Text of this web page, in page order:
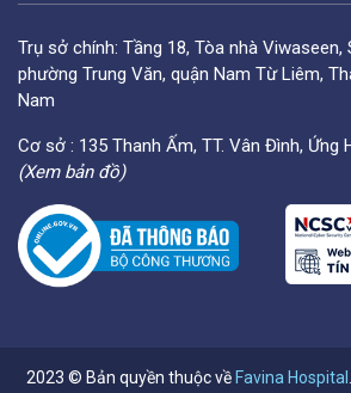
Trụ sở chính: Tầng 18, Tòa nhà
phường Trung Văn, quận Nam Từ Liêm,
Nam
Cơ sở : 135 Thanh Ấm, TT. Vân Đình, Ứng
(Xem bản đồ)
2023 © Bản quyền thuộc về Favina Hospital